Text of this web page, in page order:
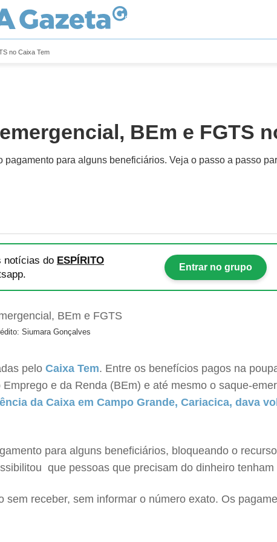
no Caixa Tem
BEm e FGTS
para alguns beneficiários. Veja o passo a passo
notícias do ESPÍRITO
Entrar no grupo
Siumara Gonçalves
pelo Caixa Tem. Entre os benefícios pagos na
e da Renda (BEm) e até mesmo o saque-
da Caixa em Campo Grande, Cariacica, dava
para alguns beneficiários, bloqueando o
que pessoas que precisam do dinheiro tenham
sem receber, sem informar o número exato. Os